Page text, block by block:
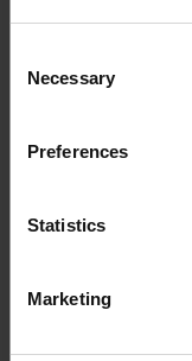
Selection
Necessary
Preferences
Statistics
Marketing
post?
Lad os fortælle
Kontakt os
digital